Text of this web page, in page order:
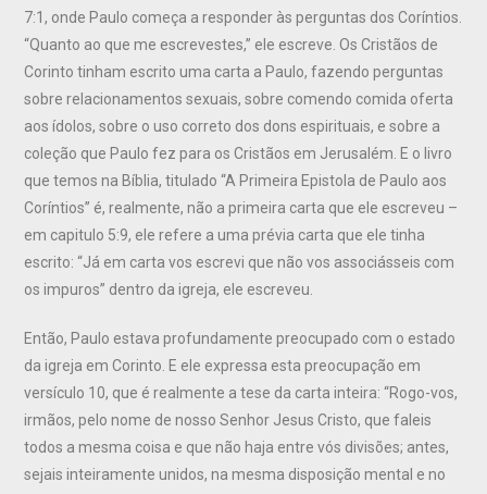
7:1, onde Paulo começa a responder às perguntas dos Coríntios.
“Quanto ao que me escrevestes,” ele escreve. Os Cristãos de
Corinto tinham escrito uma carta a Paulo, fazendo perguntas
sobre relacionamentos sexuais, sobre comendo comida oferta
aos ídolos, sobre o uso correto dos dons espirituais, e sobre a
coleção que Paulo fez para os Cristãos em Jerusalém. E o livro
que temos na Bíblia, titulado “A Primeira Epistola de Paulo aos
Coríntios” é, realmente, não a primeira carta que ele escreveu –
em capitulo 5:9, ele refere a uma prévia carta que ele tinha
escrito: “Já em carta vos escrevi que não vos associásseis com
os impuros” dentro da igreja, ele escreveu.
Então, Paulo estava profundamente preocupado com o estado
da igreja em Corinto. E ele expressa esta preocupação em
versículo 10, que é realmente a tese da carta inteira: “Rogo-vos,
irmãos, pelo nome de nosso Senhor Jesus Cristo, que faleis
todos a mesma coisa e que não haja entre vós divisões; antes,
sejais inteiramente unidos, na mesma disposição mental e no